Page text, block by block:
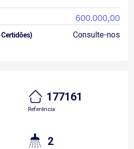
600.000,00
Certidões) Consulte-nos
177161
Referência
2